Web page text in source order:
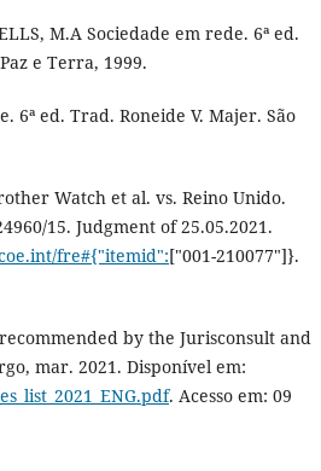
M.A Sociedade em rede. 6ª ed.
e Terra, 1999.
6ª ed. Trad. Roneide V. Majer. São
Watch et al. vs. Reino Unido.
15. Judgment of 25.05.2021.
fre#{"itemid":["001-210077"]}.
by the Jurisconsult and
mar. 2021. Disponível em:
. Acesso em: 09